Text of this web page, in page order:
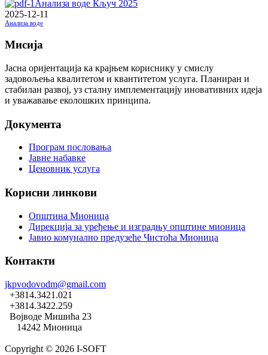
Анализа воде Кључ 2025
2025-12-11
Анализа воде
Мисија
Јасна оријентација ка крајњем кориснику у смислу
задовољења квалитетом и квантитетом услуга. Планиран и
стабилан развој, уз сталну имплементацију иновативних идеја
и уважавање еколошких принципа.
Документа
Програм пословања
Јавне набавке
Ценовник услуга
Корисни линкови
Општина Мионица
Дирекција за уређење и изградњу општине мионица
Јавно комунално предузеће Чистоћа Мионица
Контакти
jkpvodovodm@gmail.com
+3814.3421.021
+3814.3422.259
Војводе Мишића 23
14242 Мионица
Copyright © 2026 I-SOFT